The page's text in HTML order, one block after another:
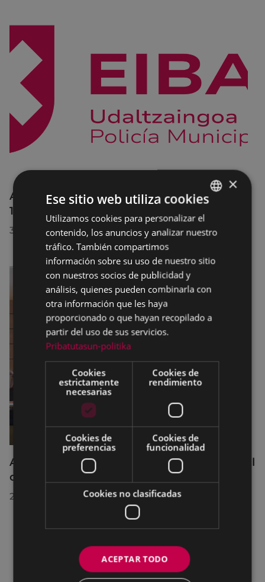
Afecciones al tráfico en la calle Egogain del
10 al 23 de agosto, por motivo de obras
30/07/2026
Acuerdos adoptados por el Pleno Municipal
celebrado el 27 de julio de 2026
28/07/2026
BASQUE
SPANISH
×
Ese sitio web utiliza cookies
Utilizamos cookies para personalizar el
contenido, los anuncios y analizar nuestro
tráfico. También compartimos
información sobre su uso de nuestro sitio
con nuestros socios de publicidad y
análisis, quienes pueden combinarla con
otra información que les haya
proporcionado o que hayan recopilado a
partir del uso de sus servicios.
Pribatutasun-politika
Cookies
estrictamente
necesarias
Cookies de
rendimiento
Cookies de
preferencias
Cookies de
funcionalidad
Cookies no clasificadas
ACEPTAR TODO